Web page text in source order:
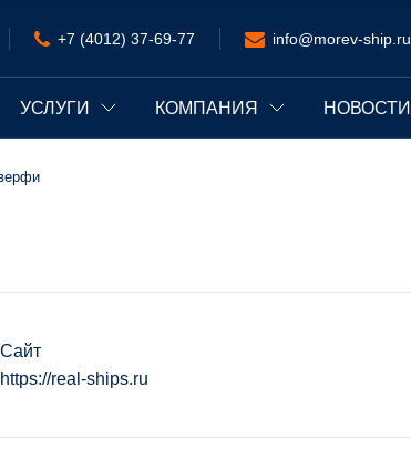
+7 (4012) 37-69-77 info@morev-ship.ru
УСЛУГИ КОМПАНИЯ НОВОСТИ
Сайт
https://real-ships.ru